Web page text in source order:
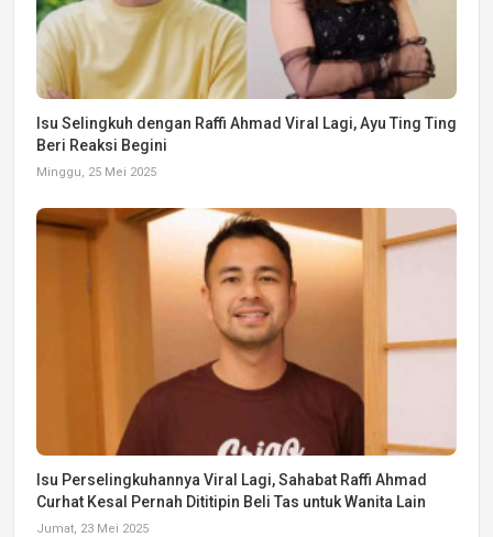
Isu Selingkuh dengan Raffi Ahmad Viral Lagi, Ayu Ting Ting
Beri Reaksi Begini
Minggu, 25 Mei 2025
Isu Perselingkuhannya Viral Lagi, Sahabat Raffi Ahmad
Curhat Kesal Pernah Dititipin Beli Tas untuk Wanita Lain
Jumat, 23 Mei 2025